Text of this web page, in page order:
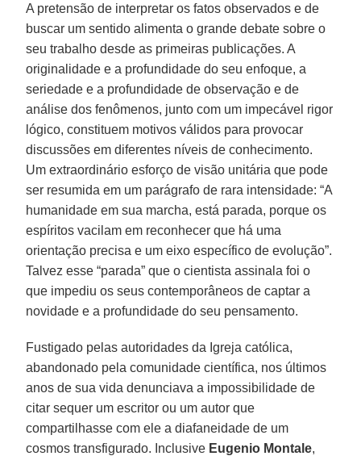
A pretensão de interpretar os fatos observados e de
buscar um sentido alimenta o grande debate sobre o
seu trabalho desde as primeiras publicações. A
originalidade e a profundidade do seu enfoque, a
seriedade e a profundidade de observação e de
análise dos fenômenos, junto com um impecável rigor
lógico, constituem motivos válidos para provocar
discussões em diferentes níveis de conhecimento.
Um extraordinário esforço de visão unitária que pode
ser resumida em um parágrafo de rara intensidade: “A
humanidade em sua marcha, está parada, porque os
espíritos vacilam em reconhecer que há uma
orientação precisa e um eixo específico de evolução”.
Talvez esse “parada” que o cientista assinala foi o
que impediu os seus contemporâneos de captar a
novidade e a profundidade do seu pensamento.
Fustigado pelas autoridades da Igreja católica,
abandonado pela comunidade científica, nos últimos
anos de sua vida denunciava a impossibilidade de
citar sequer um escritor ou um autor que
compartilhasse com ele a diafaneidade de um
cosmos transfigurado. Inclusive Eugenio Montale,